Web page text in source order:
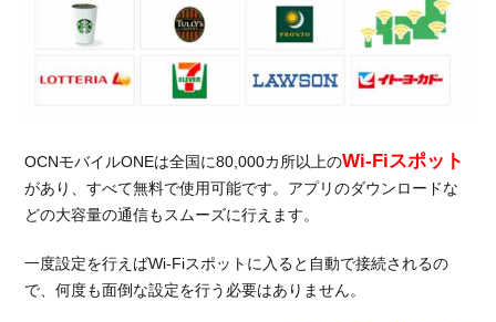
OCNモバイルONEは全国に80,000カ所以上のWi-Fiスポット
があり、すべて無料で使用可能です。アプリのダウンロードな
どの大容量の通信もスムーズに行えます。
一度設定を行えばWi-Fiスポットに入ると自動で接続されるの
で、何度も面倒な設定を行う必要はありません。